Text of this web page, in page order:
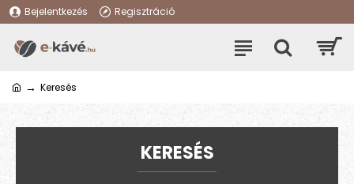
Bejelentkezés Regisztráció
Keresés
KERESÉS